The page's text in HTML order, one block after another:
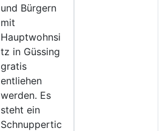
und Bürgern
mit
Hauptwohnsi
tz in Güssing
gratis
entliehen
werden. Es
steht ein
Schnuppertic